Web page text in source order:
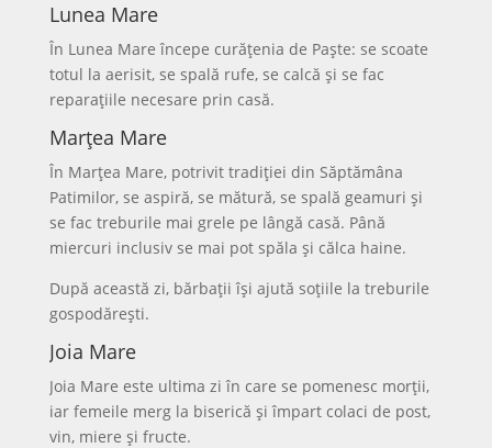
Lunea Mare
În Lunea Mare începe curățenia de Paște: se scoate
totul la aerisit, se spală rufe, se calcă și se fac
reparațiile necesare prin casă.
Marțea Mare
În Marțea Mare, potrivit tradiției din Săptămâna
Patimilor, se aspiră, se mătură, se spală geamuri și
se fac treburile mai grele pe lângă casă. Până
miercuri inclusiv se mai pot spăla și călca haine.
După această zi, bărbații își ajută soțiile la treburile
gospodărești.
Joia Mare
Joia Mare este ultima zi în care se pomenesc morții,
iar femeile merg la biserică și împart colaci de post,
vin, miere și fructe.